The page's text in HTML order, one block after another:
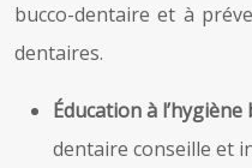
bucco-dentaire et à
dentaires.
Éducation à
dentaire conseille et